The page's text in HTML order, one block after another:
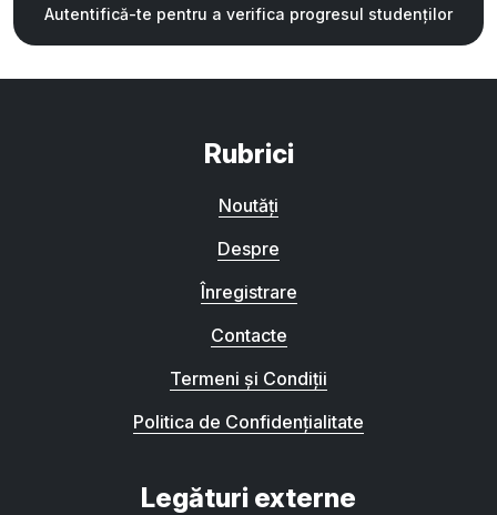
Autentifică-te pentru a verifica progresul studenților
Rubrici
Noutăți
Despre
Înregistrare
Contacte
Termeni și Condiții
Politica de Confidențialitate
Legături externe